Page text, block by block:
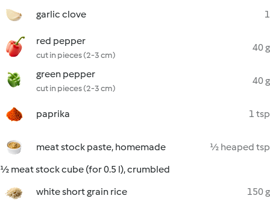
garlic clove 1
red pepper
cut in pieces (2-3 cm)
40 g
green pepper
cut in pieces (2-3 cm)
40 g
paprika 1 tsp
meat stock paste, homemade
½ heaped tsp
½ meat stock cube (for 0.5 l), crumbled
white short grain rice
150 g